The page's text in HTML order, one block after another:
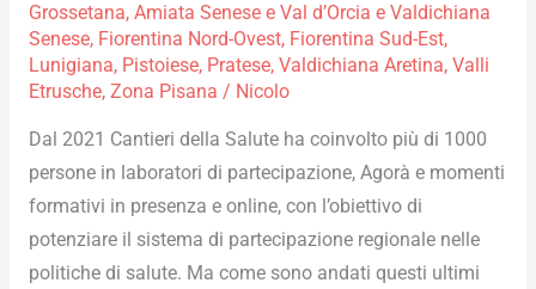
Grossetana, Amiata Senese e Val d’Orcia e Valdichiana
Senese, Fiorentina Nord-Ovest, Fiorentina Sud-Est,
Lunigiana, Pistoiese, Pratese, Valdichiana Aretina, Valli
Etrusche, Zona Pisana / Nicolo
Dal 2021 Cantieri della Salute ha coinvolto più di 1000
persone in laboratori di partecipazione, Agorà e momenti
formativi in presenza e online, con l’obiettivo di
potenziare il sistema di partecipazione regionale nelle
politiche di salute. Ma come sono andati questi ultimi